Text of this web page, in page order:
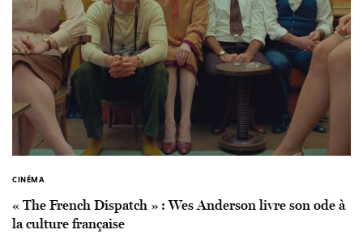
CINÉMA
« The French Dispatch » : Wes Anderson livre son ode à
la culture française